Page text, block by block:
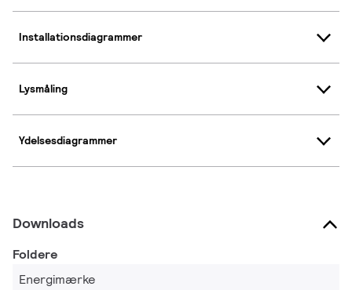
Installationsdiagrammer
Lysmåling
Ydelsesdiagrammer
Downloads
Foldere
Energimærke